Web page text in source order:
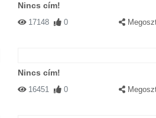
Nincs cím!
17148 0
Nincs cím!
16451 0